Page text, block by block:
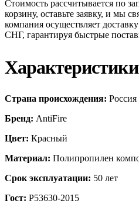
Стоимость рассчитывается по
корзину, оставьте заявку, и мы
компания осуществляет
СНГ, гарантируя быстрые
Характеристики
Страна происхождения: Россия
Бренд: AntiFire
Цвет: Красный
Материал: Полипропилен
Срок эксплуатации: 50 лет
Гост: Р53630-2015